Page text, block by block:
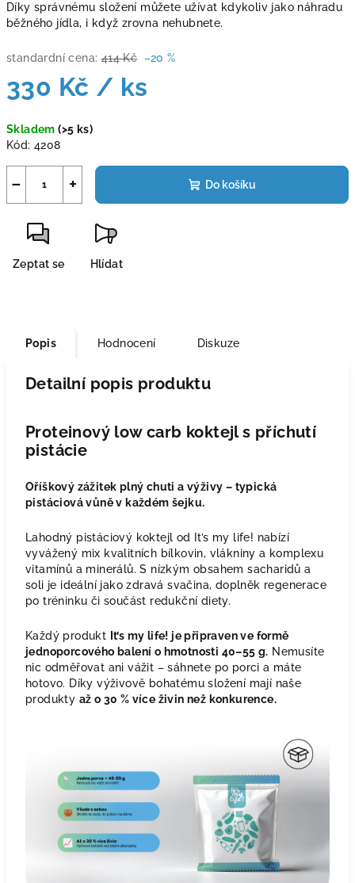
Díky správnému složení můžete užívat kdykoliv jako náhradu
běžného jídla, i když zrovna nehubnete.
standardní cena: 414 Kč –20 %
330 Kč / ks
cena:
Skladem(>5 ks)
Kód: 4208
+
− Do košíku
Zeptat se Hlídat
Popis Hodnocení Diskuze
Detailní popis produktu
Proteinový low carb koktejl s příchutí
pistácie
Oříškový zážitek plný chuti a výživy – typická
pistáciová vůně v každém šejku.
Lahodný pistáciový koktejl od It’s my life! nabízí
vyvážený mix kvalitních bílkovin, vlákniny a komplexu
vitamínů a minerálů. S nízkým obsahem sacharidů a
soli je ideální jako zdravá svačina, doplněk regenerace
po tréninku či součást redukční diety.
Každý produkt It’s my life! je připraven ve formě
jednoporcového balení o hmotnosti 40–55 g. Nemusíte
nic odměřovat ani vážit – sáhnete po porci a máte
hotovo. Díky výživově bohatému složení mají naše
produkty až o 30 % více živin než konkurence.